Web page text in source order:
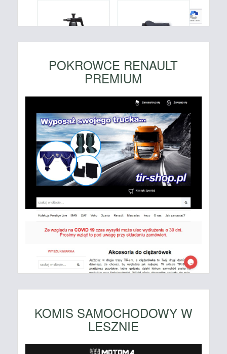
POKROWCE RENAULT
PREMIUM
KOMIS SAMOCHODOWY W
LESZNIE